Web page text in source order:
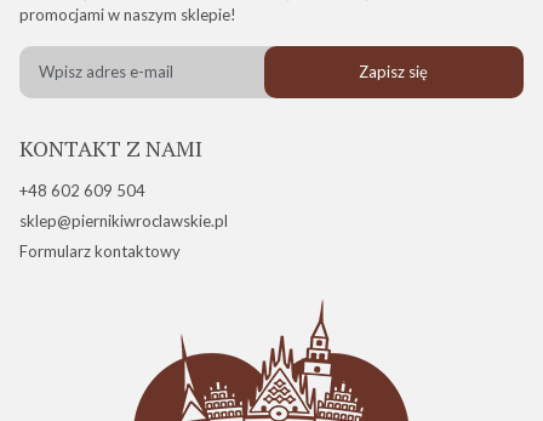
promocjami w naszym sklepie!
Zapisz się
KONTAKT Z NAMI
+48 602 609 504
sklep@piernikiwroclawskie.pl
Formularz kontaktowy